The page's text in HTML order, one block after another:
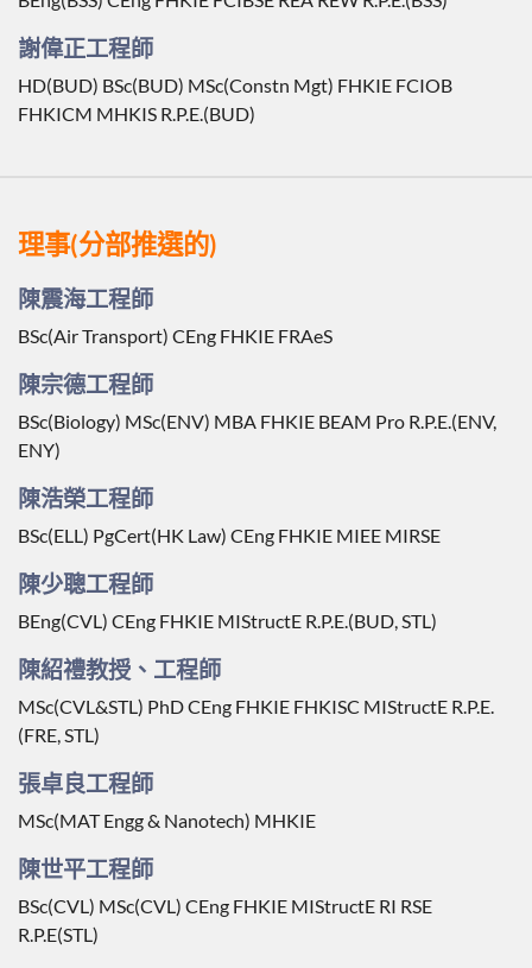
謝偉正工程師
HD(BUD) BSc(BUD) MSc(Constn Mgt) FHKIE FCIOB
FHKICM MHKIS R.P.E.(BUD)
理事(分部推選的)
陳震海工程師
BSc(Air Transport) CEng FHKIE FRAeS
陳宗德工程師
BSc(Biology) MSc(ENV) MBA FHKIE BEAM Pro R.P.E.(ENV,
ENY)
陳浩榮工程師
BSc(ELL) PgCert(HK Law) CEng FHKIE MIEE MIRSE
陳少聰工程師
BEng(CVL) CEng FHKIE MIStructE R.P.E.(BUD, STL)
陳紹禮教授、工程師
MSc(CVL&STL) PhD CEng FHKIE FHKISC MIStructE R.P.E.
(FRE, STL)
張卓良工程師
MSc(MAT Engg & Nanotech) MHKIE
陳世平工程師
BSc(CVL) MSc(CVL) CEng FHKIE MIStructE RI RSE
R.P.E(STL)